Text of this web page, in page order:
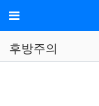
메뉴
후방주의